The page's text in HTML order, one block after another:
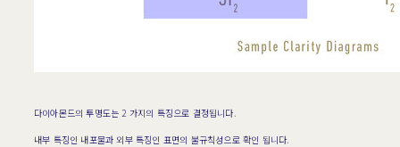
다이아몬드의 투명도는 2 가지의 특징으로 결정됩니다.
내부 특징인 내포물과 외부 특징인 표면의 불규칙성으로 확인 됩니다.